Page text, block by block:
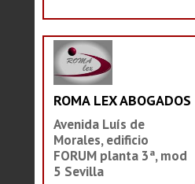
ROMA LEX ABOGADOS
Avenida Luís de
Morales, edificio
FORUM planta 3ª, mod
5 Sevilla